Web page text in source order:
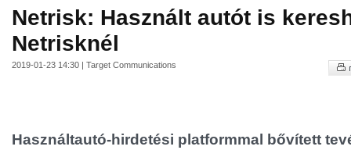
Netrisk: Használt autót is
Netrisknél
2019-01-23 14:30 | Target Communications
Használtautó-hirdetési platformmal bővített